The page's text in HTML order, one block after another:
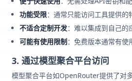
功能受限：通常只能访问工具提供的
不适合定制开发：难以集成到自己的
可能有使用限制：免费版本通常有使
3. 通过模型聚合平台访问
模型聚合平台如OpenRouter提供了对